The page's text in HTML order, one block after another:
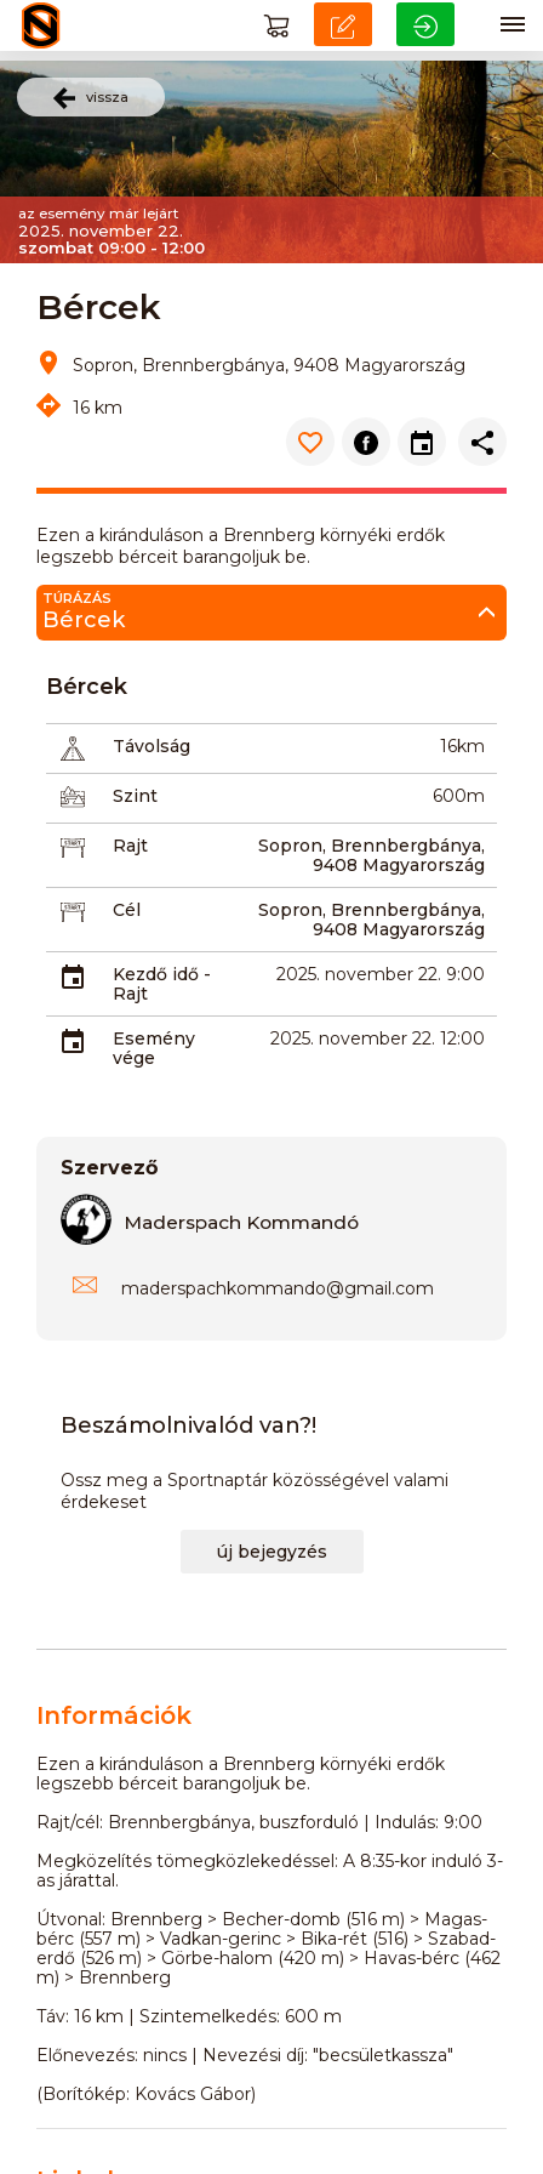
vissza
az esemény már lejárt
2025. november 22.
szombat 09:00 - 12:00
Bércek
Sopron, Brennbergbánya, 9408 Magyarország
16 km
Ezen a kiránduláson a Brennberg környéki erdők
legszebb bérceit barangoljuk be.
TÚRÁZÁS
Bércek
Bércek
Távolság 16km
Szint 600m
Rajt
Sopron, Brennbergbánya,
9408 Magyarország
Cél
Sopron, Brennbergbánya,
9408 Magyarország
Kezdő idő -
Rajt
2025. november 22. 9:00
Esemény
vége
2025. november 22. 12:00
Szervező
Maderspach Kommandó
maderspachkommando@gmail.com
Beszámolnivalód van?!
Ossz meg a Sportnaptár közösségével valami
érdekeset
új bejegyzés
Információk
Ezen a kiránduláson a Brennberg környéki erdők
legszebb bérceit barangoljuk be.
Rajt/cél: Brennbergbánya, buszforduló | Indulás: 9:00
Megközelítés tömegközlekedéssel: A 8:35-kor induló 3-
as járattal.
Útvonal: Brennberg > Becher-domb (516 m) > Magas-
bérc (557 m) > Vadkan-gerinc > Bika-rét (516) > Szabad-
erdő (526 m) > Görbe-halom (420 m) > Havas-bérc (462
m) > Brennberg
Táv: 16 km | Szintemelkedés: 600 m
Előnevezés: nincs | Nevezési díj: "becsületkassza"
(Borítókép: Kovács Gábor)